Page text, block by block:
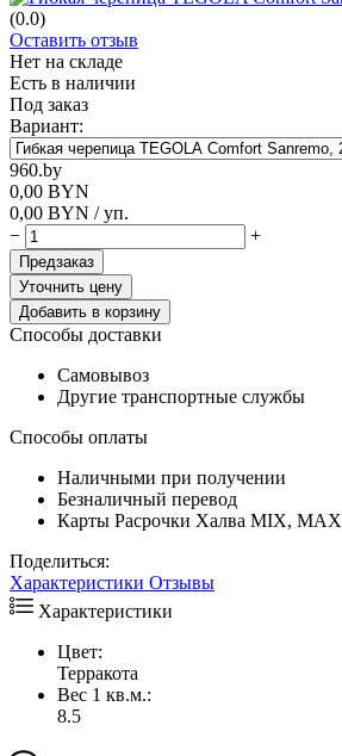
(0.0)
Оставить отзыв
Нет на складе
Есть в наличии
Под заказ
Вариант:
960.by
0,00 BYN
0,00 BYN / уп.
−
+
Предзаказ
Уточнить цену
Добавить в корзину
Способы доставки
Самовывоз
Другие транспортные службы
Способы оплаты
Наличными при получении
Безналичный перевод
Карты Расрочки Халва MIX, MAX
Поделиться:
Характеристики Отзывы
Характеристики
Цвет:
Терракота
Вес 1 кв.м.:
8.5